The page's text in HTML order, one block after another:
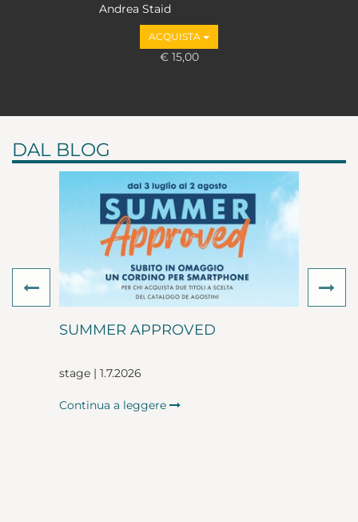
Andrea Staid
ACQUISTA
€ 15,00
DAL BLOG
SUMMER APPROVED
stage | 1.7.2026
Continua a leggere
Previous